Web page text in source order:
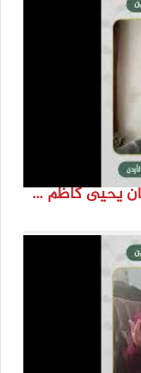
انتماء2021: موال لعيون فلسطين، الفنان يحيى كاظم عايش، الاردن